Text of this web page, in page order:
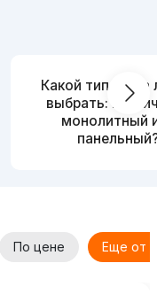
Какой тип дома
выбрать:
монолитный
По цене Еще от